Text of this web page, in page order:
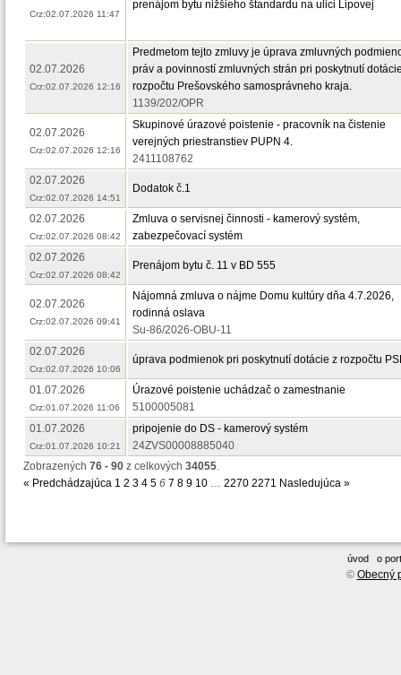
Crz:02.07.2026 11:47
prenájom bytu nižšieho štandardu na ulici Lipovej
02.07.2026
Crz:02.07.2026 12:16
Predmetom tejto zmluvy je úprava zmluvných
práv a povinností zmluvných strán pri poskytnutí
rozpočtu Prešovského samosprávneho kraja.
1139/202/OPR
02.07.2026
Crz:02.07.2026 12:16
Skupinové úrazové poistenie - pracovník na čistenie
verejných priestranstiev PUPN 4.
2411108762
02.07.2026
Crz:02.07.2026 14:51
Dodatok č.1
02.07.2026
Crz:02.07.2026 08:42
Zmluva o servisnej činnosti - kamerový systém,
zabezpečovací systém
02.07.2026
Crz:02.07.2026 08:42
Prenájom bytu č. 11 v BD 555
02.07.2026
Crz:02.07.2026 09:41
Nájomná zmluva o nájme Domu kultúry dňa 4.7.2026,
rodinná oslava
Su-86/2026-OBU-11
02.07.2026
Crz:02.07.2026 10:06
úprava podmienok pri poskytnutí dotácie z rozpočtu
01.07.2026
Crz:01.07.2026 11:06
Úrazové poistenie uchádzač o zamestnanie
5100005081
01.07.2026
Crz:01.07.2026 10:21
pripojenie do DS - kamerový systém
24ZVS00008885040
Zobrazených 76 - 90 z celkových 34055.
« Predchádzajúca 1 2 3 4 5 6 7 8 9 10 … 2270 2271 Nasledujúca »
úvod o
© Obecný